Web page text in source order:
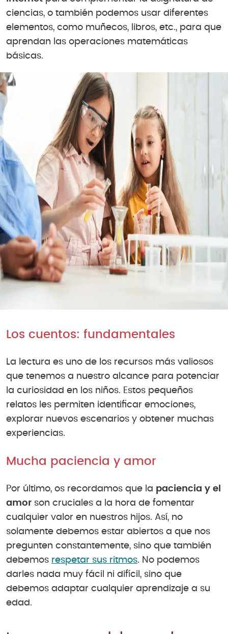
ciencias, o también podemos usar diferentes
elementos, como muñecos, libros, etc., para que
aprendan las operaciones matemáticas
básicas.
Los cuentos: fundamentales
La lectura es uno de los recursos más valiosos
que tenemos a nuestro alcance para potenciar
la curiosidad en los niños. Estos pequeños
relatos les permiten identificar emociones,
explorar nuevos escenarios y obtener muchas
experiencias.
Mucha paciencia y amor
Por último, os recordamos que la paciencia y el
amor son cruciales a la hora de fomentar
cualquier valor en nuestros hijos. Así, no
solamente debemos estar abiertos a que nos
pregunten constantemente, sino que también
debemos respetar sus ritmos. No podemos
darles nada muy fácil ni difícil, sino que
debemos adaptar cualquier aprendizaje a su
edad.